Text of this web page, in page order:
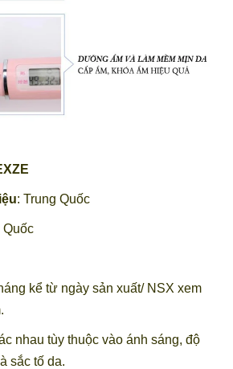
: Trung Quốc
Quốc
kể từ ngày sản xuất/ NSX xem
nhau tùy thuộc vào ánh sáng, độ
sắc tố da.